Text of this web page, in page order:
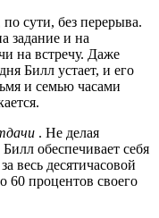
по сути, без перерыва.
задание и на
на встречу. Даже
Билл устает, и его
и семью часами
. Не делая
обеспечивает себя
весь десятичасовой
60 процентов своего